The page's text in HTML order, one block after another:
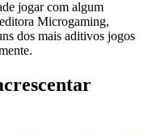
jogar com algum
Microgaming,
dos mais aditivos jogos